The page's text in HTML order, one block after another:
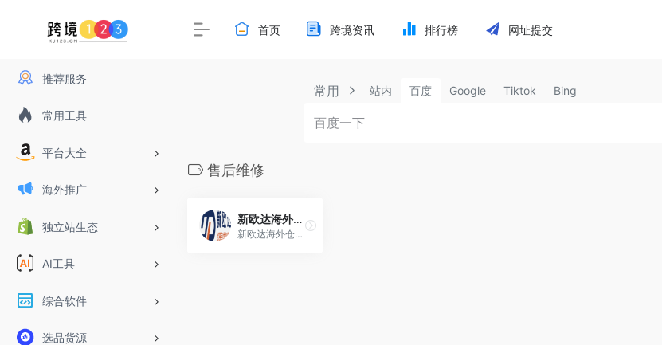
推荐服务
常用工具
平台大全
海外推广
独立站生态
AI工具
综合软件
选品货源
首页 跨境资讯 排行榜 网址提交
常用 站内 百度 Google Tiktok Bing
售后维修
新欧达海外仓丨欧美自营海外仓
新欧达海外仓是中国领先的欧美自营海外仓，在英法德意等国自营仓库，自研WMS、OMS、维修ERP系统，以中大件、DG带电纯电、多元化维修为特色，提供一件代发、大货中转、退货换标、尾程派送、售后维修等一站式海外仓落地配套服务。